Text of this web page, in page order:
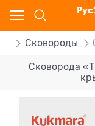
Сковороды
Сковорода